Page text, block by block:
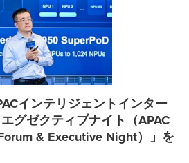
インテリジェントインター
グゼクティブナイト（APAC
& Executive Night）」を